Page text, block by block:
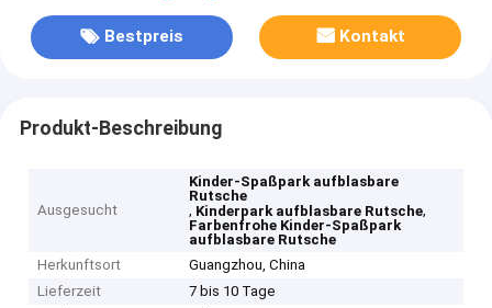
Bestpreis Kontakt
Produkt-Beschreibung
Ausgesucht
Kinder-Spaßpark aufblasbare
Rutsche
, Kinderpark aufblasbare Rutsche,
Farbenfrohe Kinder-Spaßpark
aufblasbare Rutsche
Herkunftsort
Guangzhou, China
Lieferzeit
7 bis 10 Tage